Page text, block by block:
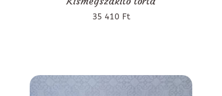
35 410 Ft